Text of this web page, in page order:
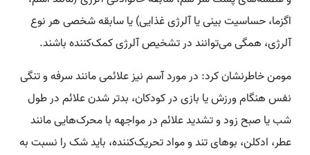
اگزما، حساسیت بینی یا آلرژی غذایی) یا سابقه شخصی هر نوع
آلرژی، همگی می‌توانند در تشخیص آلرژی کمک‌کننده باشند.
مومن خاطرنشان کرد: در مورد آسم نیز علائمی مانند سرفه و تنگی
نفس هنگام ورزش یا بازی در کودکان، بدتر شدن علائم در طول
شب یا صبح زود و تشدید علائم در مواجهه با محرک‌هایی مانند
عطر، ادکلن، بوهای تند و مواد تحریک‌کننده، باید شک را نسبت به